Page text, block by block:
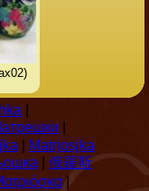
Matrjosjka
俄羅斯